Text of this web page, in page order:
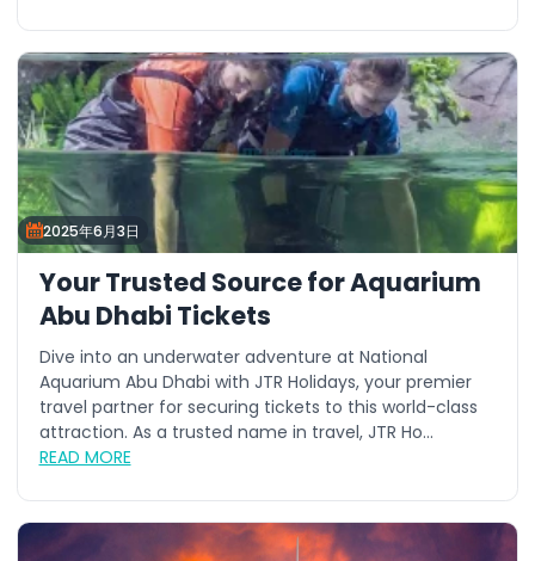
2025年6月3日
Your Trusted Source for Aquarium
Abu Dhabi Tickets
Dive into an underwater adventure at National
Aquarium Abu Dhabi with JTR Holidays, your premier
travel partner for securing tickets to this world-class
attraction. As a trusted name in travel, JTR Ho...
READ MORE